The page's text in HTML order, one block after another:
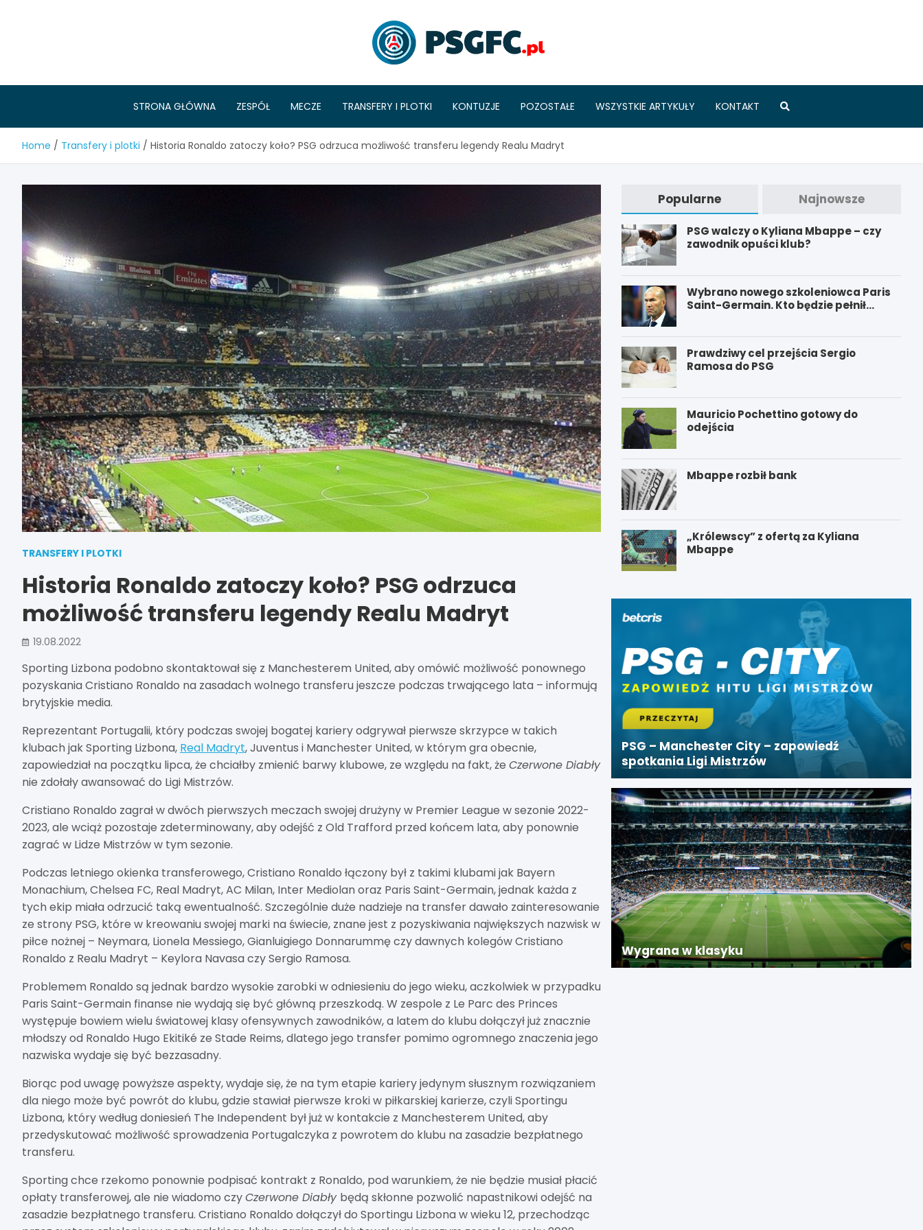
STRONA GŁÓWNA ZESPÓŁ MECZE TRANSFERY I PLOTKI KONTUZJE POZOSTAŁE WSZYSTKIE ARTYKUŁY KONTAKT
Home Transfery i plotki Historia Ronaldo zatoczy koło? PSG odrzuca możliwość transferu legendy Realu Madryt
TRANSFERY I PLOTKI
Historia Ronaldo zatoczy koło? PSG odrzuca
możliwość transferu legendy Realu Madryt
19.08.2022
Sporting Lizbona podobno skontaktował się z Manchesterem United, aby omówić możliwość ponownego
pozyskania Cristiano Ronaldo na zasadach wolnego transferu jeszcze podczas trwającego lata – informują
brytyjskie media.
Reprezentant Portugalii, który podczas swojej bogatej kariery odgrywał pierwsze skrzypce w takich
klubach jak Sporting Lizbona, Real Madryt, Juventus i Manchester United, w którym gra obecnie,
zapowiedział na początku lipca, że chciałby zmienić barwy klubowe, ze względu na fakt, że Czerwone Diabły
nie zdołały awansować do Ligi Mistrzów.
Cristiano Ronaldo zagrał w dwóch pierwszych meczach swojej drużyny w Premier League w sezonie 2022-
2023, ale wciąż pozostaje zdeterminowany, aby odejść z Old Trafford przed końcem lata, aby ponownie
zagrać w Lidze Mistrzów w tym sezonie.
Podczas letniego okienka transferowego, Cristiano Ronaldo łączony był z takimi klubami jak Bayern
Monachium, Chelsea FC, Real Madryt, AC Milan, Inter Mediolan oraz Paris Saint-Germain, jednak każda z
tych ekip miała odrzucić taką ewentualność. Szczególnie duże nadzieje na transfer dawało zainteresowanie
ze strony PSG, które w kreowaniu swojej marki na świecie, znane jest z pozyskiwania największych nazwisk w
piłce nożnej – Neymara, Lionela Messiego, Gianluigiego Donnarummę czy dawnych kolegów Cristiano
Ronaldo z Realu Madryt – Keylora Navasa czy Sergio Ramosa.
Problemem Ronaldo są jednak bardzo wysokie zarobki w odniesieniu do jego wieku, aczkolwiek w przypadku
Paris Saint-Germain finanse nie wydają się być główną przeszkodą. W zespole z Le Parc des Princes
występuje bowiem wielu światowej klasy ofensywnych zawodników, a latem do klubu dołączył już znacznie
młodszy od Ronaldo Hugo Ekitiké ze Stade Reims, dlatego jego transfer pomimo ogromnego znaczenia jego
nazwiska wydaje się być bezzasadny.
Biorąc pod uwagę powyższe aspekty, wydaje się, że na tym etapie kariery jedynym słusznym rozwiązaniem
dla niego może być powrót do klubu, gdzie stawiał pierwsze kroki w piłkarskiej karierze, czyli Sportingu
Lizbona, który według doniesień The Independent był już w kontakcie z Manchesterem United, aby
przedyskutować możliwość sprowadzenia Portugalczyka z powrotem do klubu na zasadzie bezpłatnego
transferu.
Sporting chce rzekomo ponownie podpisać kontrakt z Ronaldo, pod warunkiem, że nie będzie musiał płacić
opłaty transferowej, ale nie wiadomo czyCzerwone Diabły będą skłonne pozwolić napastnikowi odejść na
zasadzie bezpłatnego transferu. Cristiano Ronaldo dołączył do Sportingu Lizbona w wieku 12, przechodząc
Popularne Najnowsze
PSG walczy o Kyliana Mbappe – czy
zawodnik opuści klub?
Wybrano nowego szkoleniowca Paris
Saint-Germain. Kto będzie pełnił
Prawdziwy cel przejścia Sergio
Ramosa do PSG
Mauricio Pochettino gotowy do
odejścia
Mbappe rozbił bank
„Królewscy” z ofertą za Kyliana
Mbappe
PSG – Manchester City – zapowiedź
spotkania Ligi Mistrzów
Wygrana w klasyku